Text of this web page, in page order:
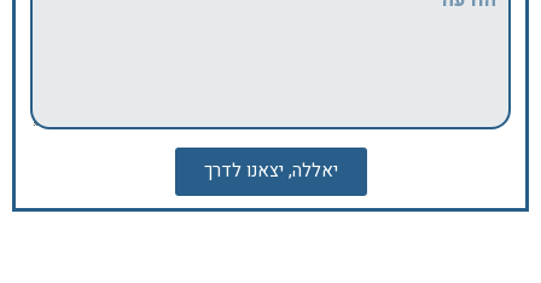
יאללה, יצאנו לדרך